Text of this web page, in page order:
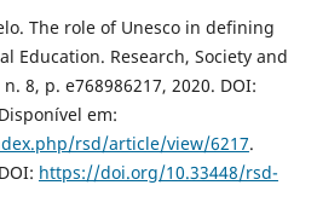
The role of Unesco in defining
Education. Research, Society and
8, p. e768986217, 2020. DOI:
em:
rsd/article/view/6217.
https://doi.org/10.33448/rsd-